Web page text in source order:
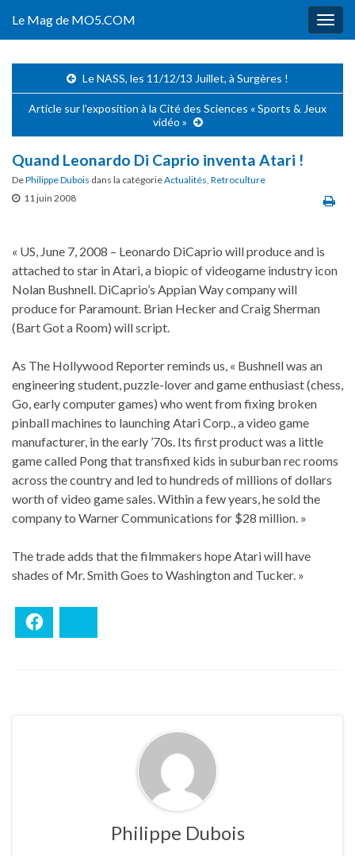
Le Mag de MO5.COM
Le NASS, les 11/12/13 Juillet, à Surgères !
Article sur l’exposition à la Cité des Sciences « Sports & Jeux
vidéo »
Quand Leonardo Di Caprio inventa Atari !
DePhilippe Dubois dans la catégorieActualités, Retroculture
11 juin 2008
« US, June 7, 2008 – Leonardo DiCaprio will produce and is
attached to star in Atari, a biopic of videogame industry icon
Nolan Bushnell. DiCaprio’s Appian Way company will
produce for Paramount. Brian Hecker and Craig Sherman
(Bart Got a Room) will script.
As The Hollywood Reporter reminds us, « Bushnell was an
engineering student, puzzle-lover and game enthusiast (chess,
Go, early computer games) who went from fixing broken
pinball machines to launching Atari Corp., a video game
manufacturer, in the early ’70s. Its first product was a little
game called Pong that transfixed kids in suburban rec rooms
across the country and led to hundreds of millions of dollars
worth of video game sales. Within a few years, he sold the
company to Warner Communications for $28 million. »
The trade adds that the filmmakers hope Atari will have
shades of Mr. Smith Goes to Washington and Tucker. »
Philippe Dubois